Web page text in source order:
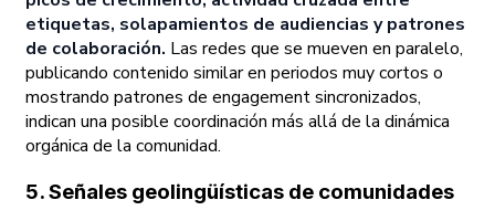
etiquetas, solapamientos de audiencias y patrones
de colaboración. Las redes que se mueven en paralelo,
publicando contenido similar en periodos muy cortos o
mostrando patrones de engagement sincronizados,
indican una posible coordinación más allá de la dinámica
orgánica de la comunidad.
5. Señales geolingüísticas de comunidades